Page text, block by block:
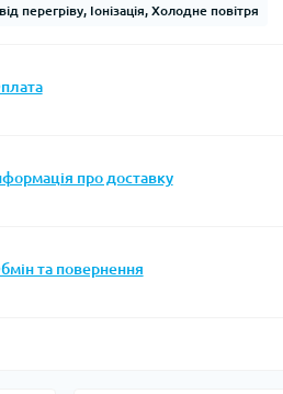
перегріву, Іонізація, Холодне повітря
про доставку
та повернення